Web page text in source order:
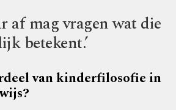
af mag vragen wat die
betekent.’
van kinderfilosofie in